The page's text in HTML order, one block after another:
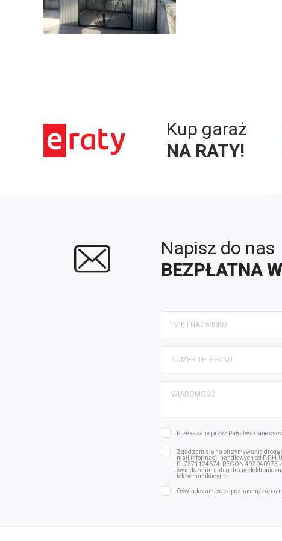
Kup garaż
NA RATY!
Napisz do nas
BEZPŁATNA
Przekazane przez Państwa dane
Zgadzam się na otrzymywanie
mail informacji handlowych od
PL7371124674, REGON 492040975
świadczeniu usług drogą
telekomunikacyjne.
Oświadczam, że zapoznałem/